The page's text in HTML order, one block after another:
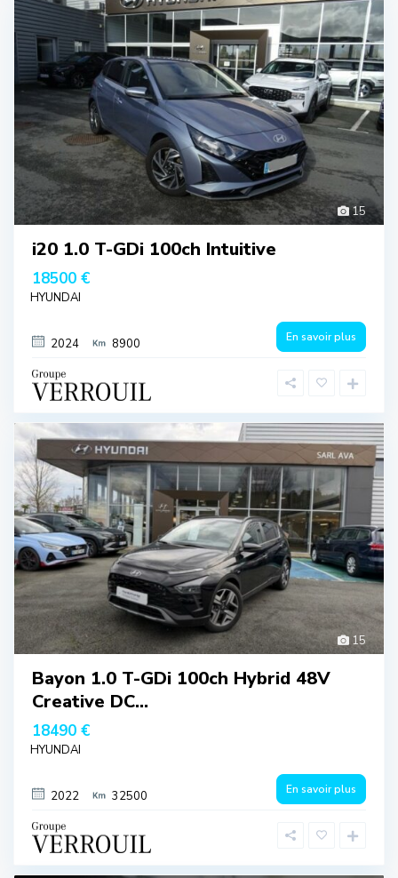
15
i20 1.0 T-GDi 100ch Intuitive
18500 €
HYUNDAI
2024 8900 En savoir plus
15
Bayon 1.0 T-GDi 100ch Hybrid 48V
Creative DC...
18490 €
HYUNDAI
2022 32500 En savoir plus